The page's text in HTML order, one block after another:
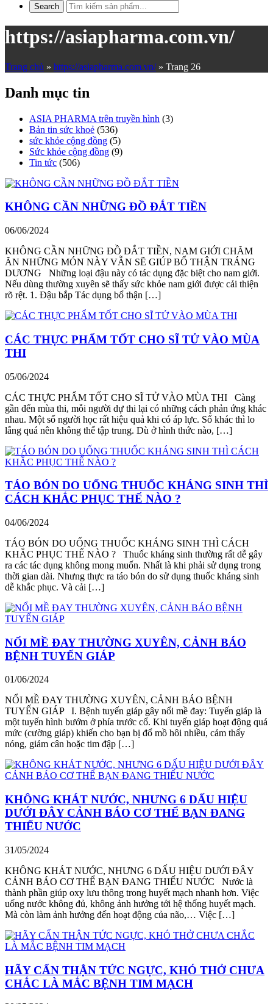
https://asiapharma.com.vn/
Trang chủ » https://asiapharma.com.vn/» Trang 26
Danh mục tin
ASIA PHARMA trên truyền hình (3)
Bản tin sức khoẻ (536)
sức khỏe cộng đồng (5)
Sức khỏe cộng đồng (9)
Tin tức (506)
KHÔNG CẦN NHỮNG ĐỒ ĐẮT TIỀN
06/06/2024
KHÔNG CẦN NHỮNG ĐỒ ĐẮT TIỀN, NAM GIỚI CHĂM
ĂN NHỮNG MÓN NÀY VẪN SẼ GIÚP BỔ THẬN TRÁNG
DƯƠNG Những loại đậu này có tác dụng đặc biệt cho nam giới.
Nếu dùng thường xuyên sẽ thấy sức khỏe nam giới được cải thiện
rõ rệt. 1. Đậu bắp Tác dụng bổ thận […]
CÁC THỰC PHẨM TỐT CHO SĨ TỬ VÀO MÙA
THI
05/06/2024
CÁC THỰC PHẨM TỐT CHO SĨ TỬ VÀO MÙA THI Càng
gần đến mùa thi, mỗi người dự thi lại có những cách phản ứng khác
nhau. Một số người học rất hiệu quả khi có áp lực. Số khác thì lo
lắng quá nên không thể tập trung. Dù ở hình thức nào, […]
TÁO BÓN DO UỐNG THUỐC KHÁNG SINH THÌ
CÁCH KHẮC PHỤC THẾ NÀO ?
04/06/2024
TÁO BÓN DO UỐNG THUỐC KHÁNG SINH THÌ CÁCH
KHẮC PHỤC THẾ NÀO ? Thuốc kháng sinh thường rất dễ gây
ra các tác dụng không mong muốn. Nhất là khi phải sử dụng trong
thời gian dài. Nhưng thực ra táo bón do sử dụng thuốc kháng sinh
dễ khắc phục. Và cải […]
NỔI MỀ ĐAY THƯỜNG XUYÊN, CẢNH BÁO
BỆNH TUYẾN GIÁP
01/06/2024
NỔI MỀ ĐAY THƯỜNG XUYÊN, CẢNH BÁO BỆNH
TUYẾN GIÁP I. Bệnh tuyến giáp gây nổi mề đay: Tuyến giáp là
một tuyến hình bướm ở phía trước cổ. Khi tuyến giáp hoạt động quá
mức (cường giáp) khiến cho bạn bị đổ mồ hôi nhiều, cảm thấy
nóng, giảm cân hoặc tim đập […]
KHÔNG KHÁT NƯỚC, NHƯNG 6 DẤU HIỆU
DƯỚI ĐÂY CẢNH BÁO CƠ THỂ BẠN ĐANG
THIẾU NƯỚC
31/05/2024
KHÔNG KHÁT NƯỚC, NHƯNG 6 DẤU HIỆU DƯỚI ĐÂY
CẢNH BÁO CƠ THỂ BẠN ĐANG THIẾU NƯỚC Nước là
thành phần giúp oxy lưu thông trong huyết mạch nhanh hơn. Việc
uống nước không đủ, không ảnh hưởng tới hệ thống huyết mạch.
Mà còn làm ảnh hưởng đến hoạt động của não,… Việc […]
HÃY CẨN THẬN TỨC NGỰC, KHÓ THỞ CHƯA
CHẮC LÀ MẮC BỆNH TIM MẠCH